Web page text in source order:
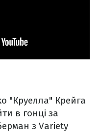
"Круелла" Крейга
в гонці за
з Variety